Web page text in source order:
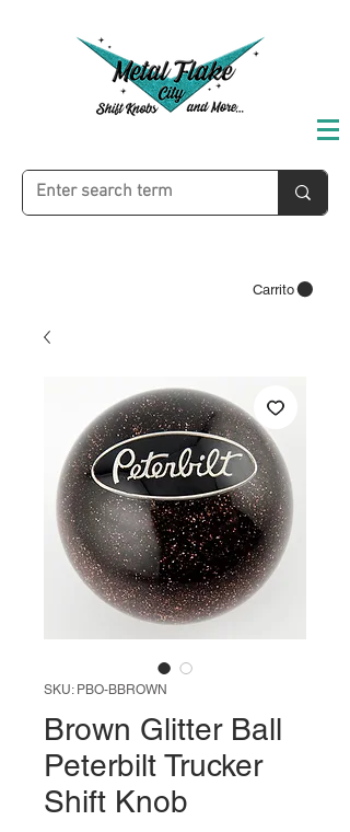
Carrito
SKU: PBO-BBROWN
Brown Glitter Ball
Peterbilt Trucker
Shift Knob